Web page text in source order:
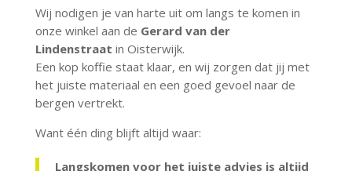
Wij nodigen je van harte uit om langs te komen in
onze winkel aan de Gerard van der
Lindenstraat in Oisterwijk.
Een kop koffie staat klaar, en wij zorgen dat jij met
het juiste materiaal en een goed gevoel naar de
bergen vertrekt.
Want één ding blijft altijd waar:
Langskomen voor het juiste advies is altijd